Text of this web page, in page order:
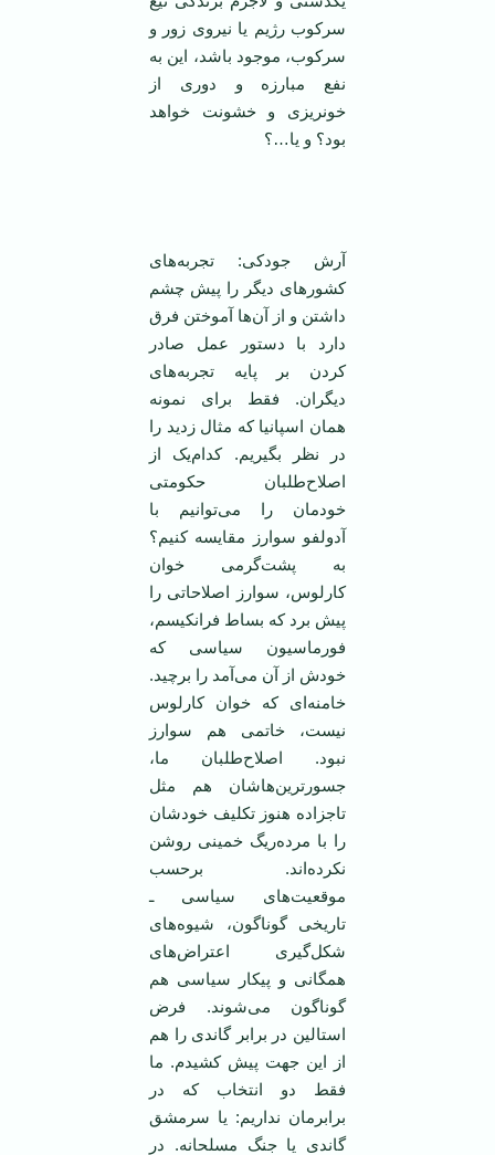
سرکوب رژیم یا نیروی زور و
سرکوب، موجود باشد، این به
نفع مبارزه و دوری از
خونریزی و خشونت خواهد
بود؟ و یا…؟
آرش جودکی: تجربه‌های
کشورهای دیگر را پیش چشم
داشتن و از آن‌ها آموختن فرق
دارد با دستور عمل صادر
کردن بر پایه تجربه‌های
دیگران. فقط برای نمونه‌‌
همان اسپانیا که مثال زدید را
در نظر بگیریم. کدام‌یک از
اصلاح‌طلبان حکومتی
خودمان را می‌توانیم با
آدولفو سوارز مقایسه کنیم؟
به پشت‌گرمی خوان
کارلوس، سوارز اصلاحاتی را
پیش برد که بساط فرانکیسم،
فورماسیون سیاسی که
خودش از آن می‌آمد را برچید.
خامنه‌ای که خوان کارلوس
نیست، خاتمی هم سوارز
نبود. اصلاح‌طلبان ما،
جسورترین‌هاشان هم مثل
تاجزاده هنوز تکلیف خودشان
را با مرده‌ریگ خمینی روشن
نکرده‌اند. برحسب
موقعیت‌های سیاسی ـ
تاریخی گوناگون، شیوه‌های
شکل‌گیری اعتراض‌های
همگانی و پیکار سیاسی هم
گوناگون می‌شوند. فرض
استالین در برابر گاندی را هم
از این جهت پیش کشیدم. ما
فقط دو انتخاب که در
برابرمان نداریم: یا سرمشق
گاندی یا جنگ مسلحانه. در‌‌